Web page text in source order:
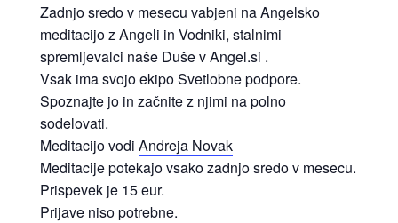
Zadnjo sredo v mesecu vabjeni na Angelsko
meditacijo z Angeli in Vodniki, stalnimi
spremljevalci naše Duše v Angel.si .
Vsak ima svojo ekipo Svetlobne podpore.
Spoznajte jo in začnite z njimi na polno
sodelovati.
Meditacijo vodiAndreja Novak
Meditacije potekajo vsako zadnjo sredo v mesecu.
Prispevek je 15 eur.
Prijave niso potrebne.